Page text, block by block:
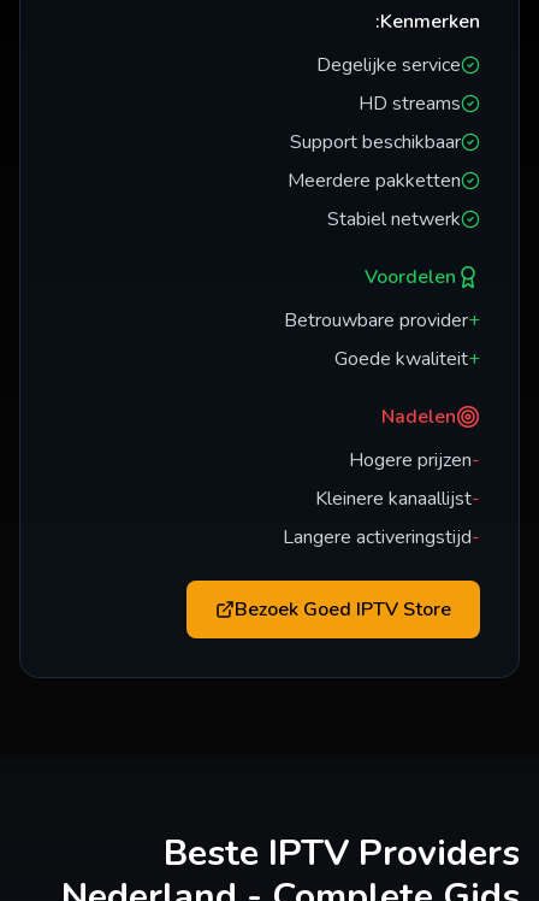
Kenmerken:
Degelijke service
HD streams
Support beschikbaar
Meerdere pakketten
Stabiel netwerk
Voordelen
+
Betrouwbare provider
+
Goede kwaliteit
Nadelen
-
Hogere prijzen
-
Kleinere kanaallijst
-
Langere activeringstijd
Bezoek Goed IPTV Store
Beste IPTV Providers